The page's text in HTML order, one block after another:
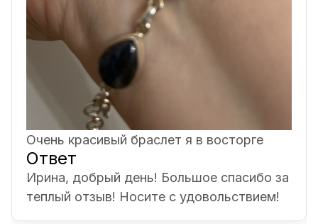
Очень красивый браслет я в восторге
Ответ
Ирина, добрый день! Большое спасибо за
теплый отзыв! Носите с удовольствием!